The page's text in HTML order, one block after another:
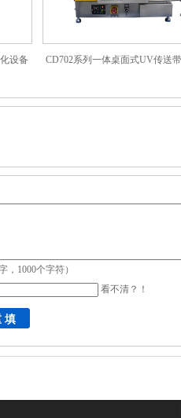
设备
CD702系列一体桌面式UV传送
，1000个字符）
看不清？！